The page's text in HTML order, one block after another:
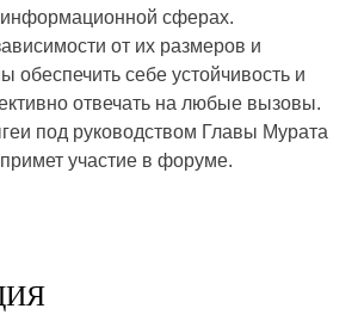
информационной сферах.
от их размеров и
обеспечить себе устойчивость и
отвечать на любые вызовы.
под руководством Главы Мурата
участие в форуме.